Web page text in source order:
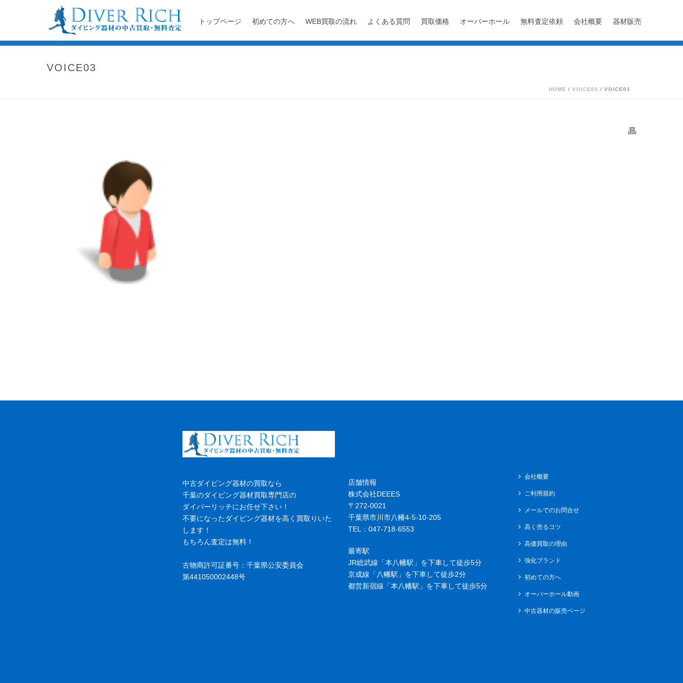
トップページ 初めての方へ WEB買取の流れ よくある質問 買取価格 オーバーホール 無料査定依頼 会社概要 器材販売
VOICE03
HOME / VOICE03 / VOICE03
中古ダイビング器材の買取なら
千葉のダイビング器材買取専門店の
ダイバーリッチにお任せ下さい！
不要になったダイビング器材を高く買取りいた
します！
もちろん査定は無料！
古物商許可証番号：千葉県公安委員会
第441050002448号
店舗情報
株式会社DEEES
〒272-0021
千葉県市川市八幡4-5-10-205
TEL：047-718-6553
最寄駅
JR総武線「本八幡駅」を下車して徒歩5分
京成線「八幡駅」を下車して徒歩2分
都営新宿線「本八幡駅」を下車して徒歩5分
会社概要
ご利用規約
メールでのお問合せ
高く売るコツ
高価買取の理由
強化ブランド
初めての方へ
オーバーホール動画
中古器材の販売ページ